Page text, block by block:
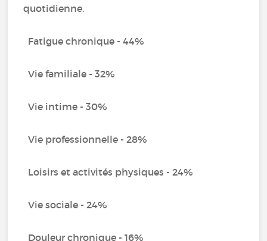
quotidienne.
Fatigue chronique - 44%
Vie familiale - 32%
Vie intime - 30%
Vie professionnelle - 28%
Loisirs et activités physiques - 24%
Vie sociale - 24%
Douleur chronique - 16%